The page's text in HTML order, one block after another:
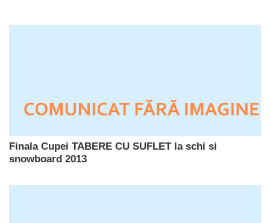
Finala Cupei TABERE CU SUFLET la schi si
snowboard 2013